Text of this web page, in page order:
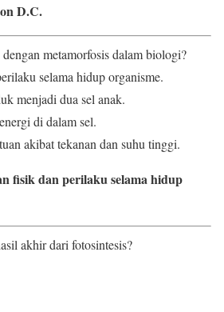
D.C.
metamorfosis dalam biologi?
selama hidup organisme.
menjadi dua sel anak.
di dalam sel.
akibat tekanan dan suhu tinggi.
fisik dan perilaku selama hidup
akhir dari fotosintesis?